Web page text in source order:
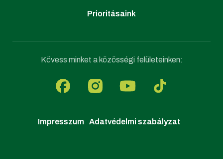
Prioritásaink
Kövess minket a közösségi felületeinken:
Impresszum Adatvédelmi szabályzat